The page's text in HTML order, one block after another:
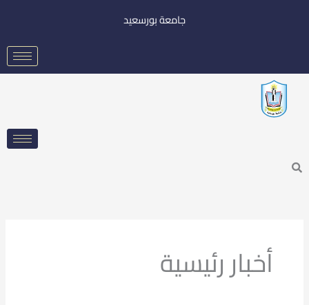
جامعة بورسعيد
Search
أخبار رئيسية